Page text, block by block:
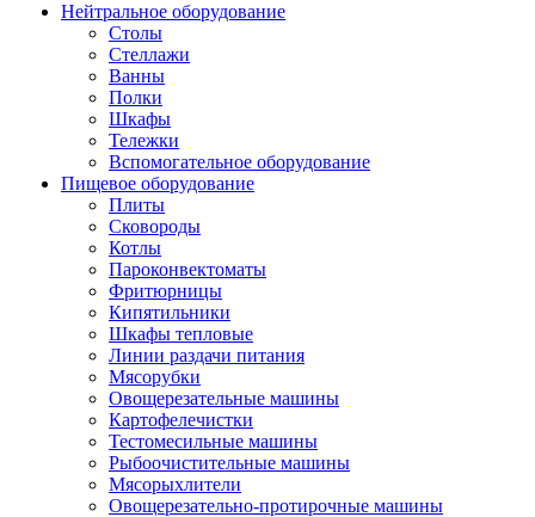
Нейтральное оборудование
Столы
Стеллажи
Ванны
Полки
Шкафы
Тележки
Вспомогательное оборудование
Пищевое оборудование
Плиты
Сковороды
Котлы
Пароконвектоматы
Фритюрницы
Кипятильники
Шкафы тепловые
Линии раздачи питания
Мясорубки
Овощерезательные машины
Картофелечистки
Тестомесильные машины
Рыбоочистительные машины
Мясорыхлители
Овощерезательно-протирочные машины